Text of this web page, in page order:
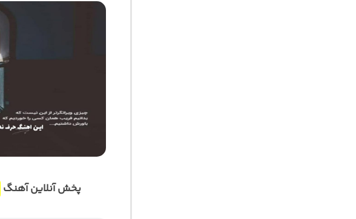
پخش آنلاین آهنگ